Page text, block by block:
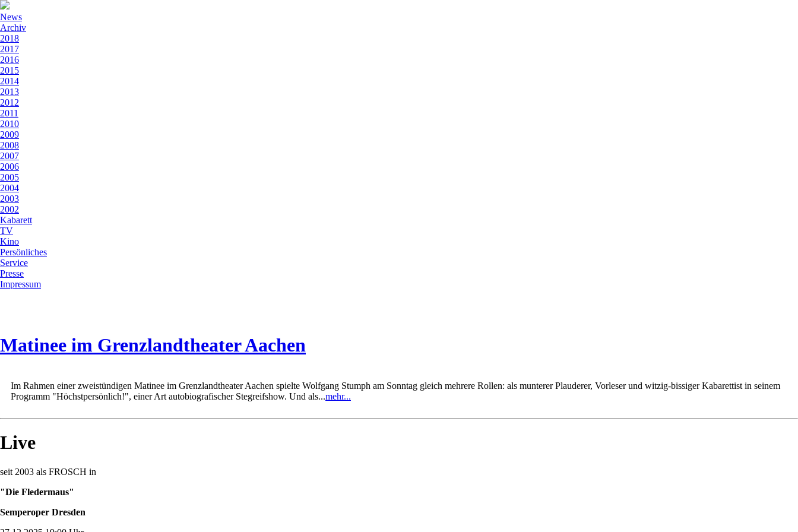
News
Archiv
2018
2017
2016
2015
2014
2013
2012
2011
2010
2009
2008
2007
2006
2005
2004
2003
2002
Kabarett
TV
Kino
Persönliches
Service
Presse
Impressum
Matinee im Grenzlandtheater Aachen
Im Rahmen einer zweistündigen Matinee im Grenzlandtheater Aachen spielte Wolfgang Stumph am Sonntag gleich mehrere Rollen: als munterer Plauderer, Vorleser und witzig-bissiger Kabarettist in seinem
Programm "Höchstpersönlich!", einer Art autobiografischer Stegreifshow. Und als...mehr...
Live
seit 2003 als FROSCH in
"Die Fledermaus"
Semperoper Dresden